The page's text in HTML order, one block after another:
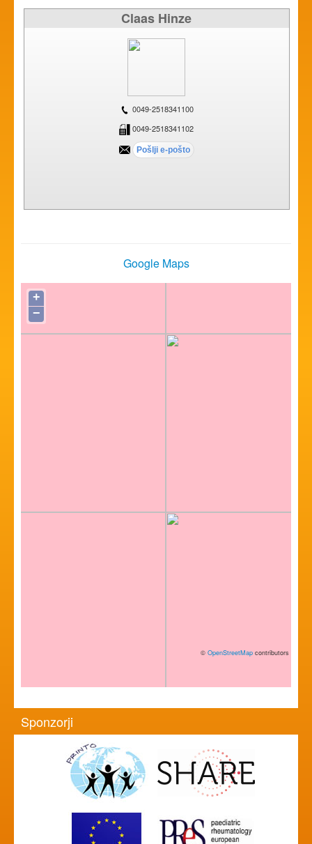
Claas Hinze
0049-2518341100
0049-2518341102
Google Maps
+
−
© OpenStreetMap contributors
Sponzorji